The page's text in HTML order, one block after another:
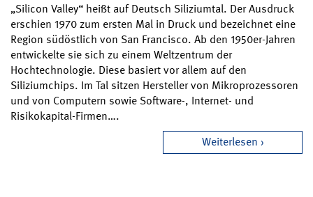
„Silicon Valley“ heißt auf Deutsch Siliziumtal. Der Ausdruck
erschien 1970 zum ersten Mal in Druck und bezeichnet eine
Region südöstlich von San Francisco. Ab den 1950er-Jahren
entwickelte sie sich zu einem Weltzentrum der
Hochtechnologie. Diese basiert vor allem auf den
Siliziumchips. Im Tal sitzen Hersteller von Mikroprozessoren
und von Computern sowie Software-, Internet- und
Risikokapital-Firmen….
Weiterlesen